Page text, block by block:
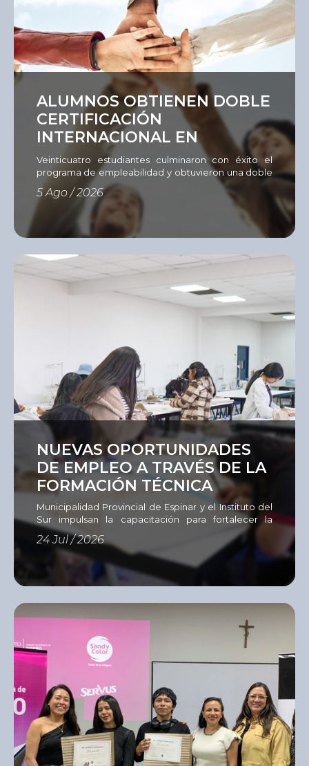
ALUMNOS OBTIENEN DOBLE
CERTIFICACIÓN
INTERNACIONAL EN
EMPLEABILIDAD
Veinticuatro estudiantes culminaron con éxito el
programa de empleabilidad y obtuvieron una doble
certificación del Instituto del Sur e International
Youth Foundation (IYF). Con el objetivo de fortalecer
las competencias que hoy demanda el mercado
laboral, el Instituto del Sur (ISUR) culminó una nueva
edición del Programa de Empleabilidad
[…]
5 Ago / 2026
Ver
NUEVAS OPORTUNIDADES
DE EMPLEO A TRAVÉS DE LA
FORMACIÓN TÉCNICA
Municipalidad Provincial de Espinar y el Instituto del
Sur impulsan la capacitación para fortalecer la
empleabilidad La Municipalidad Provincial de
Espinar, en coordinación con el Instituto del Sur
(ISUR), desarrollan un programa de capacitación
dirigido a 60 personas en situación de
vulnerabilidad, entre jóvenes, adultos y
competencias, actualizar sus conocimientos o
aprender un […]
24 Jul / 2026